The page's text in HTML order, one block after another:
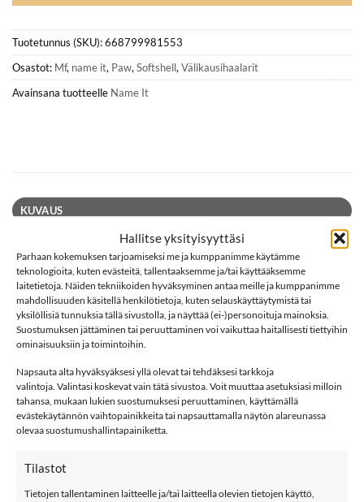
Hallitse yksityisyyttäsi
Parhaan kokemuksen tarjoamiseksi me ja kumppanimme käytämme
teknologioita, kuten evästeitä, tallentaaksemme ja/tai käyttääksemme
laitetietoja. Näiden tekniikoiden hyväksyminen antaa meille ja kumppanimme
mahdollisuuden käsitellä henkilötietoja, kuten selauskäyttäytymistä tai
yksilöllisiä tunnuksia tällä sivustolla, ja näyttää (ei-)personoituja mainoksia.
Suostumuksen jättäminen tai peruuttaminen voi vaikuttaa haitallisesti tiettyihin
ominaisuuksiin ja toimintoihin.
Napsauta alta hyväksyäksesi yllä olevat tai tehdäksesi tarkkoja
valintoja. Valintasi koskevat vain tätä sivustoa. Voit muuttaa asetuksiasi milloin
tahansa, mukaan lukien suostumuksesi peruuttaminen, käyttämällä
evästekäytännön vaihtopainikkeita tai napsauttamalla näytön alareunassa
olevaa suostumushallintapainiketta.
Tilastot
Tietojen tallentaminen laitteelle ja/tai laitteella olevien tietojen käyttö,
Tuotetunnus (SKU):668799981553
Osastot: Mf, name it, Paw, Softshell, Välikausihaalarit
Avainsana tuotteelle Name It
KUVAUS
ARVIOT (0)
Name it NMFALFA08 PAW softshell-haalari,
Flowering Ginger
name it NMFALFA softshell-haalari, jossa hauska Ryhmä
Hau-kuosi. Softshelleissä on hyvä vedenpitävyys tehty Bionic
Finish Eco-tekniikalla (8000 MM), tuulepitävyys ja ne ovat
silti hengittäviä (3000 MM). Haalareissa on irrotettava
huppu, heijastimet edessä ja takana. Lahkessa jalkalenksut.
Ominaisuudet:
Materiaali: 94% kierrätettyä polyesteria, 6% elastaania